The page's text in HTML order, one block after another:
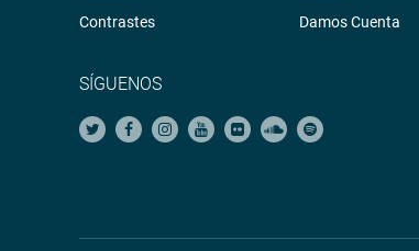
Contrastes
Damos Cuenta
SÍGUENOS